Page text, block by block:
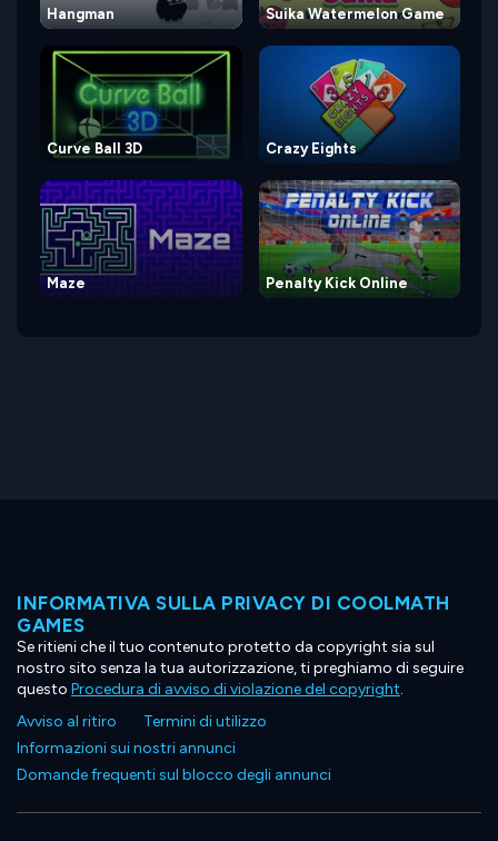
Hangman Suika Watermelon Game
Curve Ball 3D Crazy Eights
Maze Penalty Kick Online
INFORMATIVA SULLA PRIVACY DI COOLMATH
GAMES
Se ritieni che il tuo contenuto protetto da copyright sia sul
nostro sito senza la tua autorizzazione, ti preghiamo di seguire
questo Procedura di avviso di violazione del copyright.
Avviso al ritiro
Termini di utilizzo
Informazioni sui nostri annunci
Domande frequenti sul blocco degli annunci